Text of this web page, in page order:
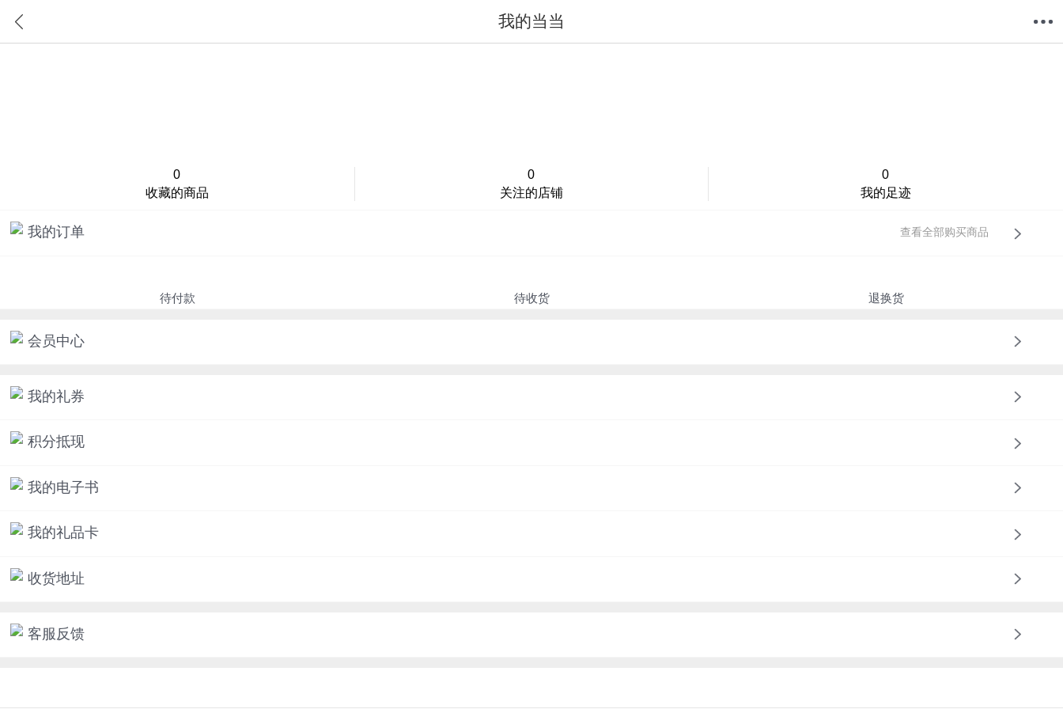
我的当当
0
收藏的商品
0
关注的店铺
0
我的足迹
我的订单 查看全部购买商品
待付款 待收货 退换货
会员中心
我的礼券
积分抵现
我的电子书
我的礼品卡
收货地址
客服反馈